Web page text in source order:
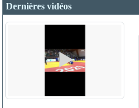
Dernières vidéos